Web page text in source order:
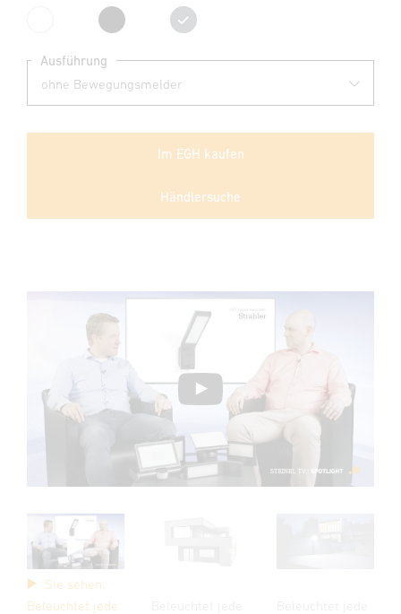
Weiß SchwarzAnthrazit
Ausführung
Im EGH kaufen
Händlersuche
Sie sehen:
Beleuchtet jede